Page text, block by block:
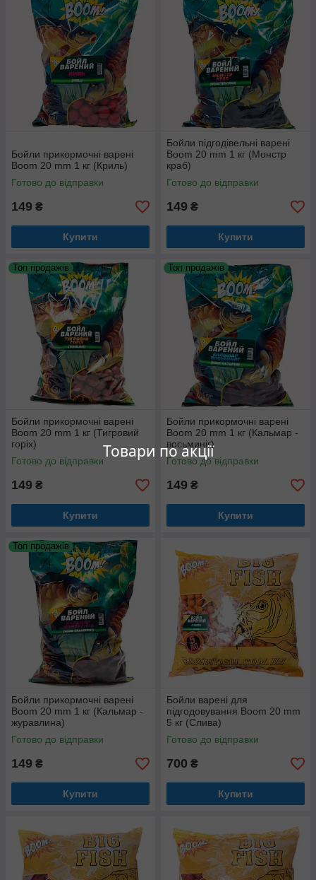
Товари по акції
Бойли прикормочні варені
Boom 20 mm 1 кг (Криль)
Готово до відправки
149 ₴
Купити
Бойли підгодівельні варені
Boom 20 mm 1 кг (Монстр
краб)
Готово до відправки
149 ₴
Купити
Топ продажів
Бойли прикормочні варені
Boom 20 mm 1 кг (Тигровий
горіх)
Готово до відправки
149 ₴
Купити
Топ продажів
Бойли прикормочні варені
Boom 20 mm 1 кг (Кальмар -
восьминіг)
Готово до відправки
149 ₴
Купити
Топ продажів
Бойли прикормочні варені
Boom 20 mm 1 кг (Кальмар -
журавлина)
Готово до відправки
149 ₴
Купити
Бойли варені для
підгодовування Boom 20 mm
5 кг (Слива)
Готово до відправки
700 ₴
Купити